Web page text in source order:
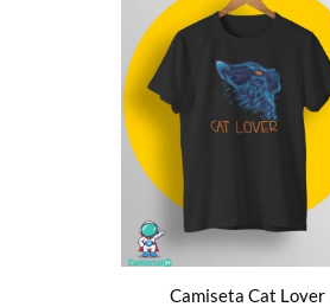
Camiseta Cat Lover